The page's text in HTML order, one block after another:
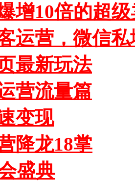
增10倍的超
运营，微信私
最新玩法
营流量篇
变现
降龙18掌
盛典